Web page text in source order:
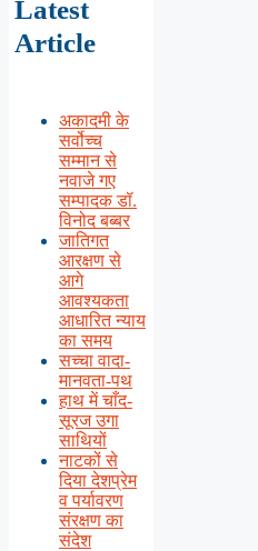
Latest
Article
अकादमी के
सर्वोच्च
सम्मान से
नवाजे गए
सम्पादक डॉ.
विनोद बब्बर
जातिगत
आरक्षण से
आगे
आवश्यकता
आधारित न्याय
का समय
सच्चा वादा-
मानवता-पथ
हाथ में चाँद-
सूरज उगा
साथियों
नाटकों से
दिया देशप्रेम
व पर्यावरण
संरक्षण का
संदेश